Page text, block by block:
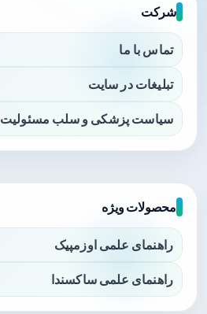
شرکت
تماس با ما
تبلیغات در سایت
سیاست پزشکی و سلب مسئولیت
محصولات ویژه
راهنمای علمی اوزمپیک
راهنمای علمی ساکسندا